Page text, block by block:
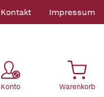
Kontakt Impressum
Konto Warenkorb